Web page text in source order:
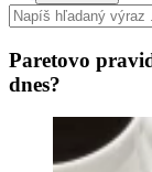
Paretovo
dnes?